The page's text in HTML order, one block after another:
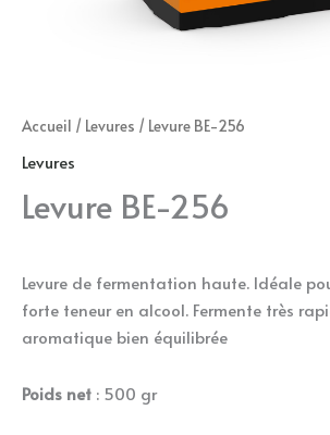
Accueil / Levures / Levure BE-256
Levures
Levure BE-256
Levure de fermentation haute. Idéale
forte teneur en alcool. Fermente très
aromatique bien équilibrée
Poids net : 500 gr